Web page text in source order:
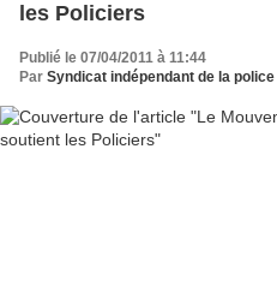
les Policiers
Publié le 07/04/2011 à 11:44
Par Syndicat indépendant de la